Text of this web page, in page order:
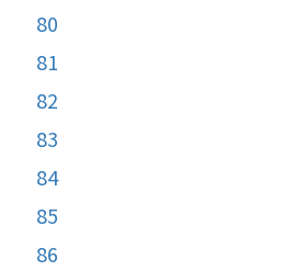
80
81
82
83
84
85
86